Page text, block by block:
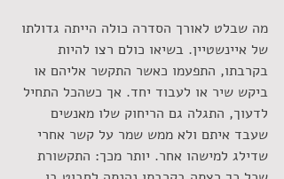
מה שבלט לאורך הסדרה כולה הייתה גדולתו
של איינשטיין. בשיאו כולם רצו להיות
בקרבתו, התפעמו כאשר התקשר אליהם או
ביקש שיר או לעבוד יחד. אך כשהכל התחיל
לדעוך, התגלה גם הריחוק שלו מאנשים
שעבד איתם ולא ממש שמר על קשר אחרי
שדילג למישהו אחר. יותר מכך: התקשורת